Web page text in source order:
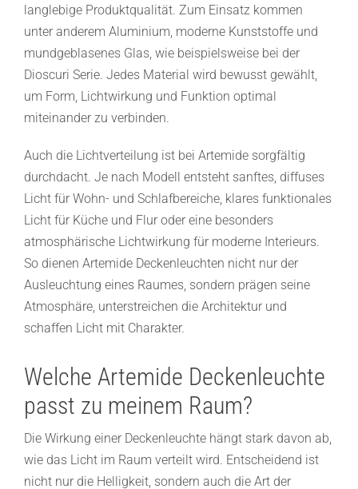
langlebige Produktqualität. Zum Einsatz kommen
unter anderem Aluminium, moderne Kunststoffe und
mundgeblasenes Glas, wie beispielsweise bei der
Dioscuri Serie. Jedes Material wird bewusst gewählt,
um Form, Lichtwirkung und Funktion optimal
miteinander zu verbinden.
Auch die Lichtverteilung ist bei Artemide sorgfältig
durchdacht. Je nach Modell entsteht sanftes, diffuses
Licht für Wohn- und Schlafbereiche, klares funktionales
Licht für Küche und Flur oder eine besonders
atmosphärische Lichtwirkung für moderne Interieurs.
So dienen Artemide Deckenleuchten nicht nur der
Ausleuchtung eines Raumes, sondern prägen seine
Atmosphäre, unterstreichen die Architektur und
schaffen Licht mit Charakter.
Welche Artemide Deckenleuchte
passt zu meinem Raum?
Die Wirkung einer Deckenleuchte hängt stark davon ab,
wie das Licht im Raum verteilt wird. Entscheidend ist
nicht nur die Helligkeit, sondern auch die Art der